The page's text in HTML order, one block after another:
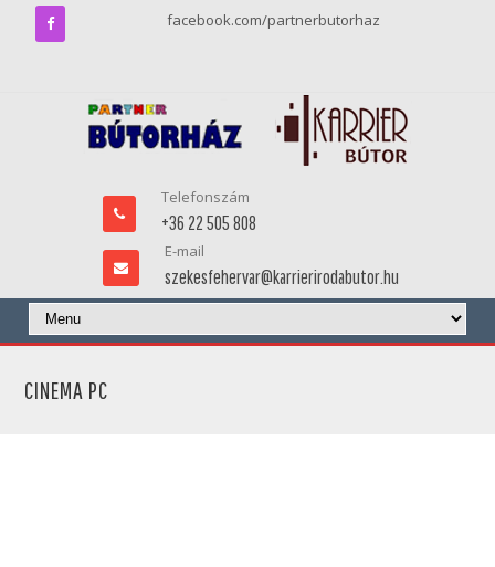
facebook.com/partnerbutorhaz
Telefonszám
+36 22 505 808
E-mail
szekesfehervar@karrierirodabutor.hu
CINEMA PC